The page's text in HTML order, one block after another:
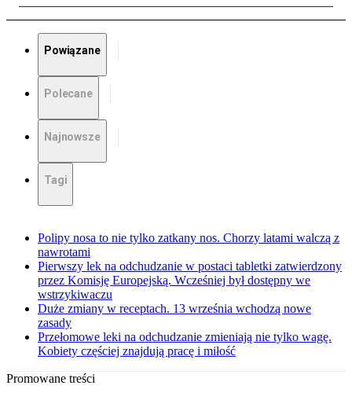
Powiązane
Polecane
Najnowsze
Tagi
Polipy nosa to nie tylko zatkany nos. Chorzy latami walczą z
nawrotami
Pierwszy lek na odchudzanie w postaci tabletki zatwierdzony
przez Komisję Europejską. Wcześniej był dostępny we
wstrzykiwaczu
Duże zmiany w receptach. 13 września wchodzą nowe
zasady
Przełomowe leki na odchudzanie zmieniają nie tylko wagę.
Kobiety częściej znajdują pracę i miłość
Promowane treści